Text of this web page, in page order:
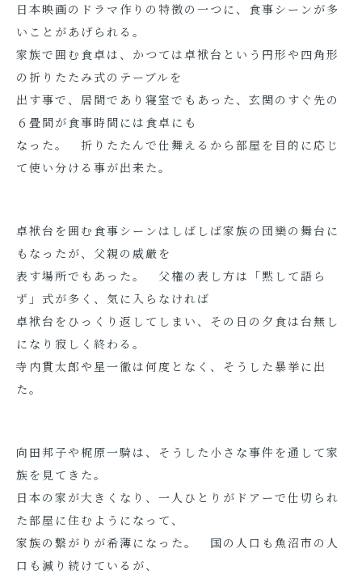
日本映画のドラマ作りの特徴の一つに、食事シーンが多
いことがあげられる。
家族で囲む食卓は、かつては卓袱台という円形や四角形
の折りたたみ式のテーブルを
出す事で、居間であり寝室でもあった、玄関のすぐ先の
６畳間が食事時間には食卓にも
なった。 折りたたんで仕舞えるから部屋を目的に応じ
て使い分ける事が出来た。
卓袱台を囲む食事シーンはしばしば家族の団欒の舞台に
もなったが、父親の威厳を
表す場所でもあった。 父権の表し方は「黙して語ら
ず」式が多く、気に入らなければ
卓袱台をひっくり返してしまい、その日の夕食は台無し
になり寂しく終わる。
寺内貫太郎や星一徹は何度となく、そうした暴挙に出
た。
向田邦子や梶原一騎は、そうした小さな事件を通して家
族を見てきた。
日本の家が大きくなり、一人ひとりがドアーで仕切られ
た部屋に住むようになって、
家族の繋がりが希薄になった。 国の人口も魚沼市の人
口も減り続けているが、